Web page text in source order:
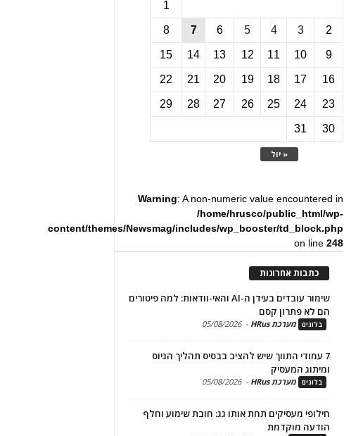
« יול
1
2
3
4
5
6
7
8
9
10
11
12
13
14
15
16
17
18
19
20
21
22
23
24
25
26
27
28
29
30
31
Warning: A non-numeric value encountered in
/home/hrusco/public_html/wp-
content/themes/Newsmag/includes/wp_booster/td_block.php
on line248
כתבות אחרונות
שימור עובדים בעידן ה-AI והאי-וודאות: למה פיטורים
הם לא פתרון קסם
בלוגים מערכת HRus -
05/08/2026
7 עמודי התווך שיש להציב בבסיס תהליך הגיוס
ומיתוג המעסיק
בלוגים מערכת HRus -
05/08/2026
חילופי מעסיקים תחת אותו גג: חובת שימוע וחלף
הודעה מוקדמת